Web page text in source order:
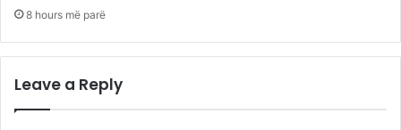
8 hours më parë
Leave a Reply